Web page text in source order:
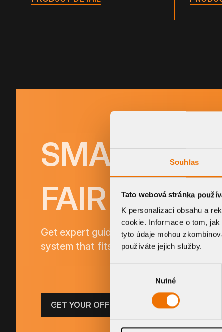
Souhlas
Tato webová stránka
K personalizaci obsahu a
cookie. Informace o tom,
tyto údaje mohou
používáte jejich služby.
Nutné
SMART
FAIR
Get expert guidance and a
system that fits your project perfectly.
GET YOUR OFFER